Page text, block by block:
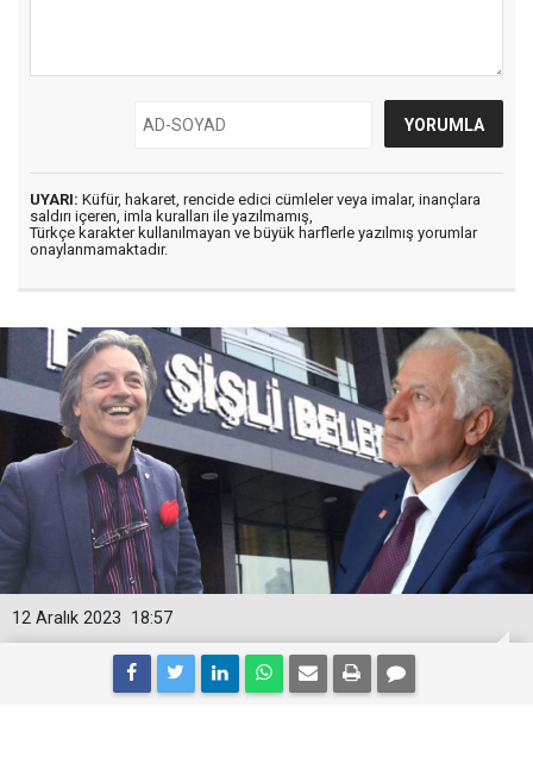
UYARI: Küfür, hakaret, rencide edici cümleler veya imalar, inançlara
saldırı içeren, imla kuralları ile yazılmamış,
Türkçe karakter kullanılmayan ve büyük harflerle yazılmış yorumlar
onaylanmamaktadır.
18:57
12 Aralık 2023